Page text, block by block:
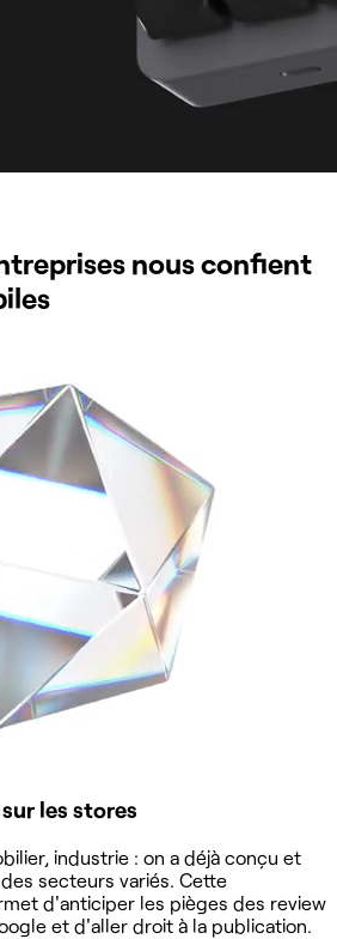
nous confient
les stores
industrie : on a déjà conçu et
secteurs variés. Cette
d'anticiper les pièges des review
et d'aller droit à la publication.